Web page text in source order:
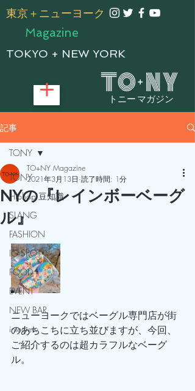
トニー マガジン
​東京＋ニューヨーク
Magazine
TOKYO + NEW YORK
記事
TONY
Hiphop 豆知識
SLANG
FASHION
IG SPOT
FOOD
EVENT
NEW BAR
intervew
TONY
NYの『レインボーベーグ
ル』
TO+NY Magazine
2021年3月13日 読了時間: 1分
ニューヨークではベーグル専門店が街
のあちこちに立ち並びますが、今回、
ご紹介するのは超カラフルなベーグ
ル。